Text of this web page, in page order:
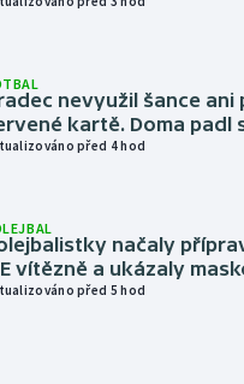
nevyužil šance ani
kartě. Doma padl
před 4 hod
načaly
vítězně a ukázaly
před 5 hod